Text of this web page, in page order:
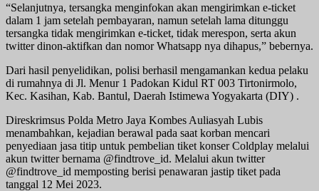
“Selanjutnya, tersangka menginfokan akan mengirimkan e-ticket
dalam 1 jam setelah pembayaran, namun setelah lama ditunggu
tersangka tidak mengirimkan e-ticket, tidak merespon, serta akun
twitter dinon-aktifkan dan nomor Whatsapp nya dihapus,” bebernya.
Dari hasil penyelidikan, polisi berhasil mengamankan kedua pelaku
di rumahnya di Jl. Menur 1 Padokan Kidul RT 003 Tirtonirmolo,
Kec. Kasihan, Kab. Bantul, Daerah Istimewa Yogyakarta (DIY) .
Direskrimsus Polda Metro Jaya Kombes Auliasyah Lubis
menambahkan, kejadian berawal pada saat korban mencari
penyediaan jasa titip untuk pembelian tiket konser Coldplay melalui
akun twitter bernama @findtrove_id. Melalui akun twitter
@findtrove_id memposting berisi penawaran jastip tiket pada
tanggal 12 Mei 2023.